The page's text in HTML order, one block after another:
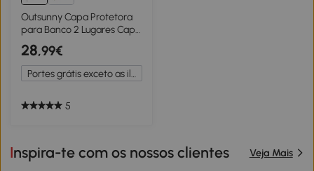
Outsunny Capa Protetora
para Banco 2 Lugares Capa
Protetora de Móveis
Impermeável Exterior
Jardim Proteção contra
Chuva e Sol 140x84x56/94
28,99€
5
Inspira-te com os nossos clientes Veja Mais